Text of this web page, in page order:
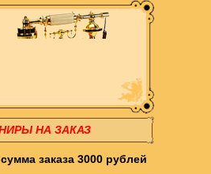
НА ЗАКАЗ
заказа 3000 рублей